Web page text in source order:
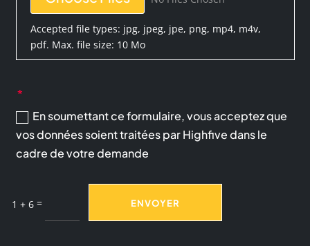
Accepted file types: jpg, jpeg, jpe, png, mp4, m4v,
pdf. Max. file size: 10 Mo
En soumettant ce formulaire, vous acceptez que
vos données soient traitées par Highfive dans le
cadre de votre demande
1 + 6 = ENVOYER